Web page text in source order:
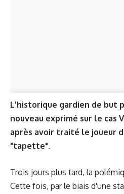
L'historique gardien de but
nouveau exprimé sur le cas
après avoir traité le joueur
"tapette".
Trois jours plus tard, la
Cette fois, par le biais d'une